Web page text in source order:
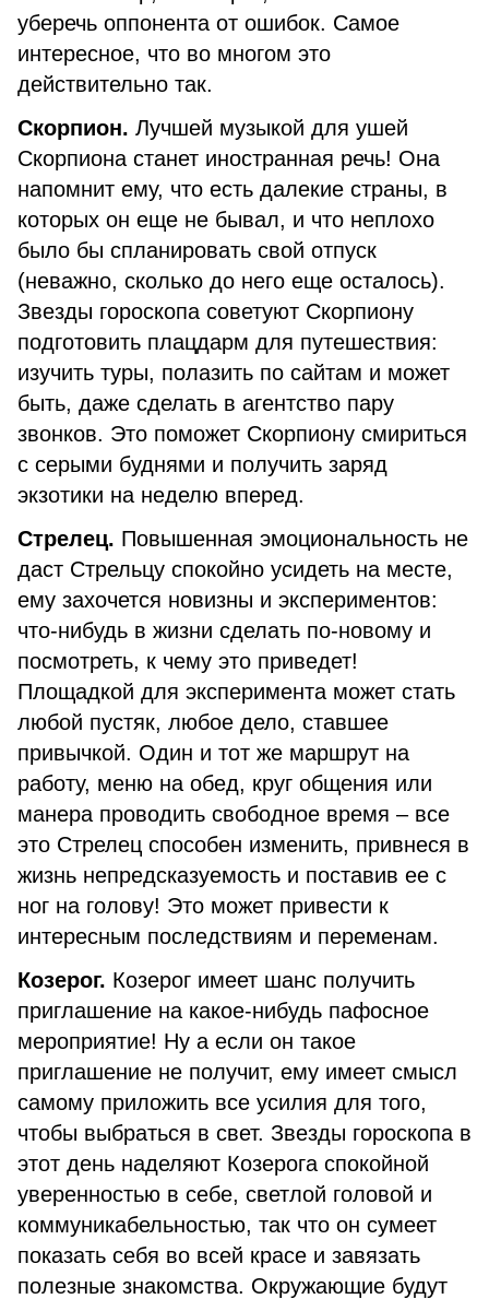
уберечь оппонента от ошибок. Самое
интересное, что во многом это
действительно так.
Скорпион. Лучшей музыкой для ушей
Скорпиона станет иностранная речь! Она
напомнит ему, что есть далекие страны, в
которых он еще не бывал, и что неплохо
было бы спланировать свой отпуск
(неважно, сколько до него еще осталось).
Звезды гороскопа советуют Скорпиону
подготовить плацдарм для путешествия:
изучить туры, полазить по сайтам и может
быть, даже сделать в агентство пару
звонков. Это поможет Скорпиону смириться
с серыми буднями и получить заряд
экзотики на неделю вперед.
Стрелец. Повышенная эмоциональность не
даст Стрельцу спокойно усидеть на месте,
ему захочется новизны и экспериментов:
что-нибудь в жизни сделать по-новому и
посмотреть, к чему это приведет!
Площадкой для эксперимента может стать
любой пустяк, любое дело, ставшее
привычкой. Один и тот же маршрут на
работу, меню на обед, круг общения или
манера проводить свободное время – все
это Стрелец способен изменить, привнеся в
жизнь непредсказуемость и поставив ее с
ног на голову! Это может привести к
интересным последствиям и переменам.
Козерог. Козерог имеет шанс получить
приглашение на какое-нибудь пафосное
мероприятие! Ну а если он такое
приглашение не получит, ему имеет смысл
самому приложить все усилия для того,
чтобы выбраться в свет. Звезды гороскопа в
этот день наделяют Козерога спокойной
уверенностью в себе, светлой головой и
коммуникабельностью, так что он сумеет
показать себя во всей красе и завязать
полезные знакомства. Окружающие будут